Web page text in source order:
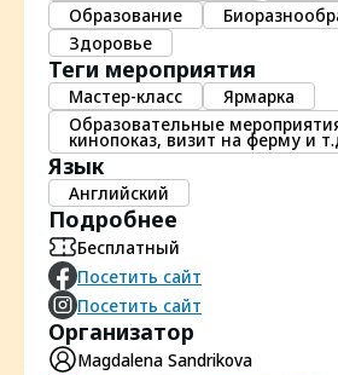
Образование
Здоровье
Теги мероприятия
Мастер-класс
Ярмарка
Образовательные
кинопоказ, визит на ферму и
Язык
Английский
Подробнее
Бесплатный
Посетить сайт
Посетить сайт
Организатор
Magdalena Sandrikova